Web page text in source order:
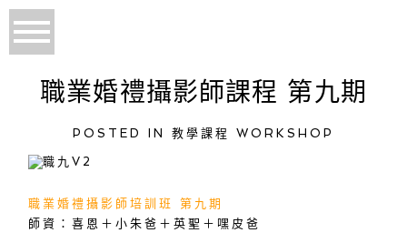
職業婚禮攝影師課程 第九期
POSTED IN教學課程 WORKSHOP
職業婚禮攝影師培訓班 第九期
師資：喜恩＋小朱爸＋英聖＋嘿皮爸